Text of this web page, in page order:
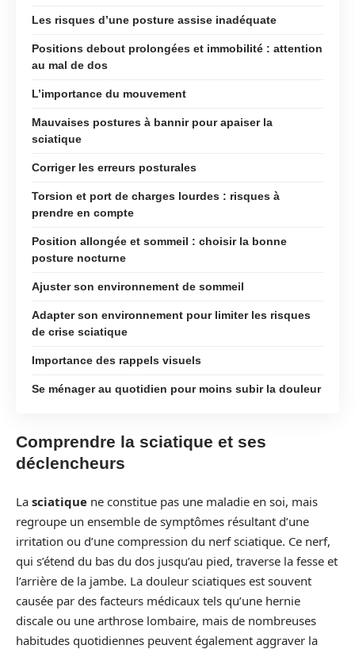
Les risques d’une posture assise inadéquate
Positions debout prolongées et immobilité : attention
au mal de dos
L’importance du mouvement
Mauvaises postures à bannir pour apaiser la
sciatique
Corriger les erreurs posturales
Torsion et port de charges lourdes : risques à
prendre en compte
Position allongée et sommeil : choisir la bonne
posture nocturne
Ajuster son environnement de sommeil
Adapter son environnement pour limiter les risques
de crise sciatique
Importance des rappels visuels
Se ménager au quotidien pour moins subir la douleur
Comprendre la sciatique et ses
déclencheurs
La sciatique ne constitue pas une maladie en soi, mais
regroupe un ensemble de symptômes résultant d’une
irritation ou d’une compression du nerf sciatique. Ce nerf,
qui s’étend du bas du dos jusqu’au pied, traverse la fesse et
l’arrière de la jambe. La douleur sciatiques est souvent
causée par des facteurs médicaux tels qu’une hernie
discale ou une arthrose lombaire, mais de nombreuses
habitudes quotidiennes peuvent également aggraver la